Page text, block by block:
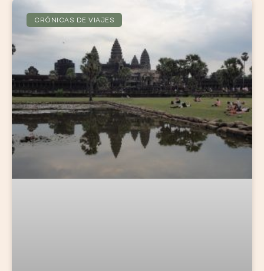
CRÓNICAS DE VIAJES